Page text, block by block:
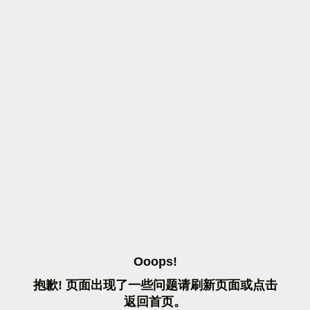
OOOPS!
抱歉! 页面出现了一些问题请刷 新页面或点击
返 回首页。